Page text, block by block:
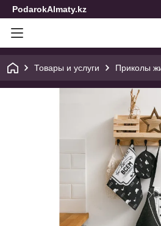
PodarokAlmaty.kz
Товары и услуги Приколы